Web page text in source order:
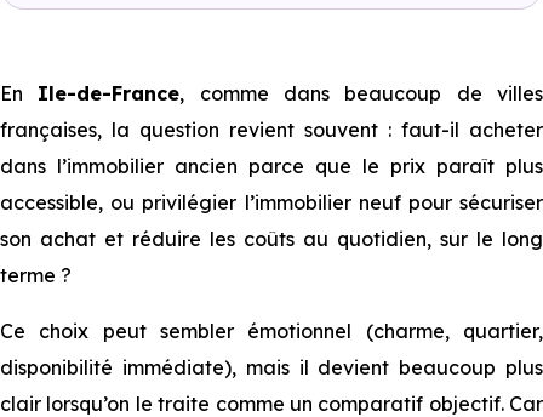
En Ile-de-France, comme dans beaucoup de villes
françaises, la question revient souvent : faut-il acheter
dans l’immobilier ancien parce que le prix paraît plus
accessible, ou privilégier l’immobilier neuf pour sécuriser
son achat et réduire les coûts au quotidien, sur le long
terme ?
Ce choix peut sembler émotionnel (charme, quartier,
disponibilité immédiate), mais il devient beaucoup plus
clair lorsqu’on le traite comme un comparatif objectif. Car